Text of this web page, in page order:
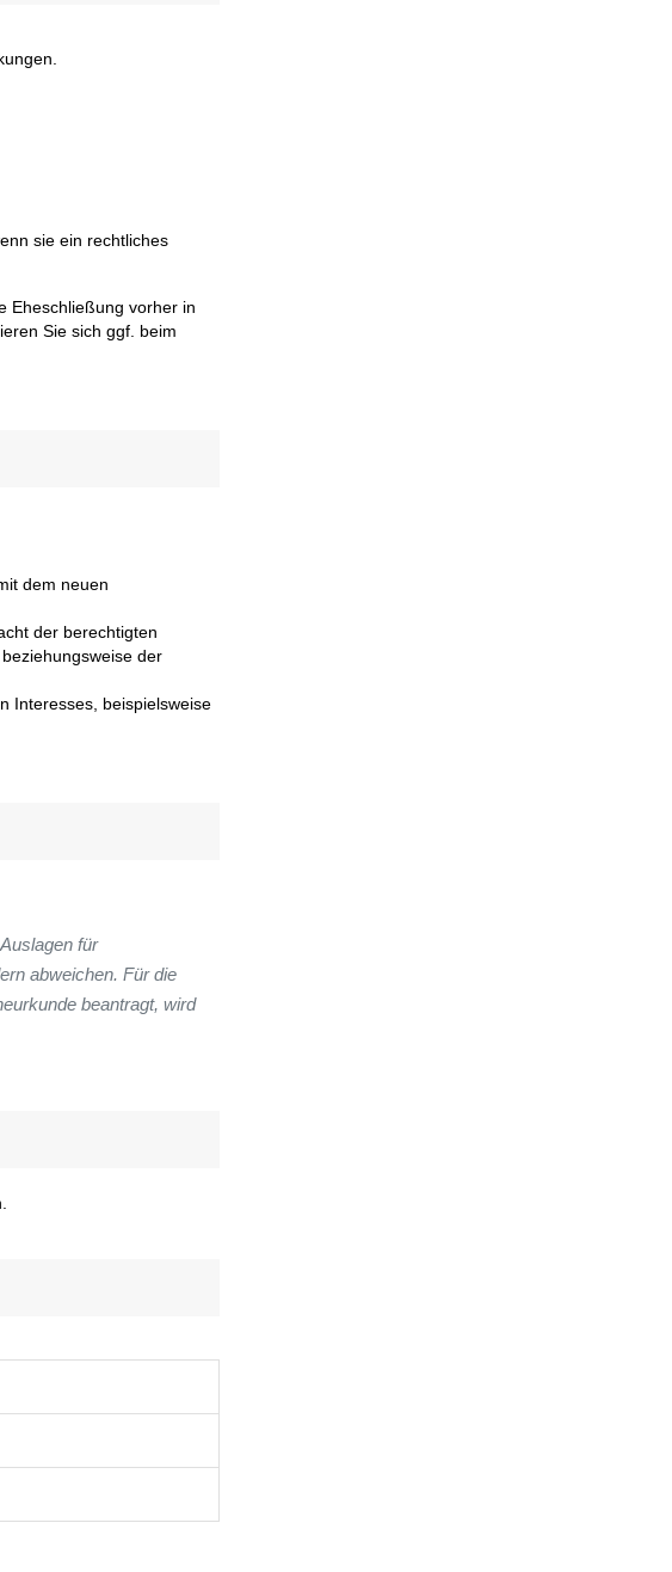
sie ein rechtliches
Eheschließung vorher in
Sie sich ggf. beim
dem neuen
der berechtigten
der
Interesses, beispielsweise
für
abweichen. Für die
beantragt, wird